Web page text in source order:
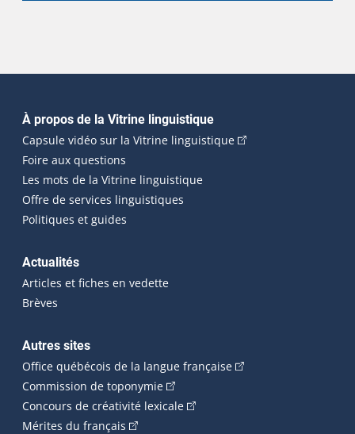
Navigation principale
À propos de la Vitrine linguistique
Capsule vidéo sur la Vitrine linguistique(Cet hyperlien
Foire aux questions
Les mots de la Vitrine linguistique
Offre de services linguistiques
Politiques et guides
Actualités
Articles et fiches en vedette
Brèves
Autres sites
Office québécois de la langue française(Cet hyperlien
Commission de toponymie(Cet hyperlien externe s'ouvrira
Concours de créativité lexicale(Cet hyperlien externe
Mérites du français (Cet hyperlien externe s'ouvrira dans une